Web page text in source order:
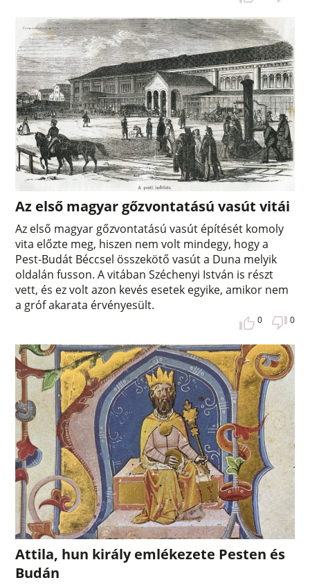
Az első magyar gőzvontatású vasút vitái
Az első magyar gőzvontatású vasút építését komoly
vita előzte meg, hiszen nem volt mindegy, hogy a
Pest-Budát Béccsel összekötő vasút a Duna melyik
oldalán fusson. A vitában Széchenyi István is részt
vett, és ez volt azon kevés esetek egyike, amikor nem
a gróf akarata érvényesült.
0 0
Attila, hun király emlékezete Pesten és
Budán